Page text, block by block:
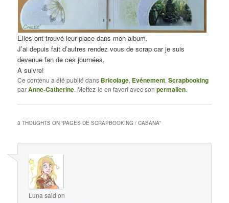
Elles ont trouvé leur place dans mon album.
J’ai depuis fait d’autres rendez vous de scrap car je suis
devenue fan de ces journées.
A suivre!
Ce contenu a été publié dans Bricolage, Evénement,Scrapbooking
parAnne-Catherine. Mettez-le en favori avec sonpermalien.
3 THOUGHTS ON “PAGES DE SCRAPBOOKING / CABANA”
Luna said on